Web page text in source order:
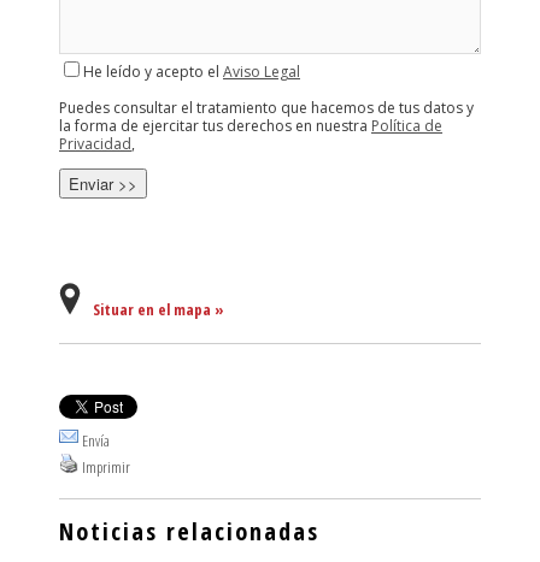
He leído y acepto el Aviso Legal
Puedes consultar el tratamiento que hacemos de tus datos y
la forma de ejercitar tus derechos en nuestra Política de
Privacidad,
Situar en el mapa »
Envía
Imprimir
Noticias relacionadas